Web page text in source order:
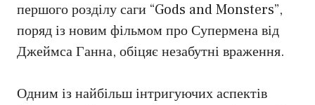
першого розділу саги “Gods and Monsters”,
поряд із новим фільмом про Супермена від
Джеймса Ганна, обіцяє незабутні враження.
Одним із найбільш інтригуючих аспектів